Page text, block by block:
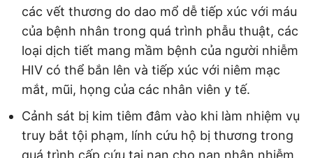
các vết thương do dao mổ dễ tiếp xúc với máu
của bệnh nhân trong quá trình phẫu thuật, các
loại dịch tiết mang mầm bệnh của người nhiễm
HIV có thể bắn lên và tiếp xúc với niêm mạc
mắt, mũi, họng của các nhân viên y tế.
Cảnh sát bị kim tiêm đâm vào khi làm nhiệm vụ
truy bắt tội phạm, lính cứu hộ bị thương trong
quá trình cấp cứu tai nạn cho nạn nhân nhiễm